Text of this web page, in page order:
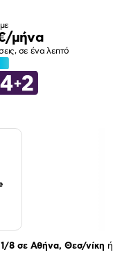
με
μήνα
σε ένα λεπτό
8 σε Αθήνα, Θεσ/νίκη ή